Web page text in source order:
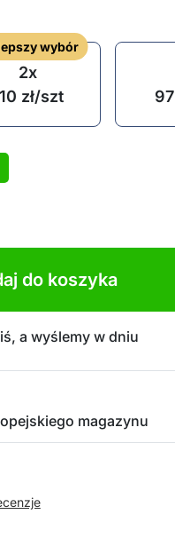
wybór
2x
zł/szt
97
do koszyka
a wyślemy w dniu
magazynu